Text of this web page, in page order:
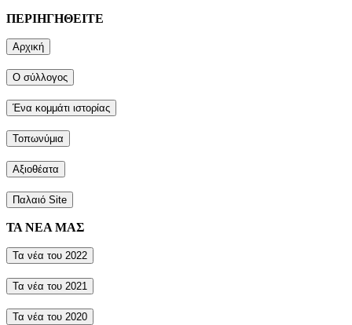
ΠΕΡΙΗΓΗΘΕΙΤΕ
Αρχική
Ο σύλλογος
Ένα κομμάτι ιστορίας
Τοπωνύμια
Αξιοθέατα
Παλαιό Site
ΤΑ ΝΕΑ ΜΑΣ
Τα νέα του 2022
Τα νέα του 2021
Τα νέα του 2020